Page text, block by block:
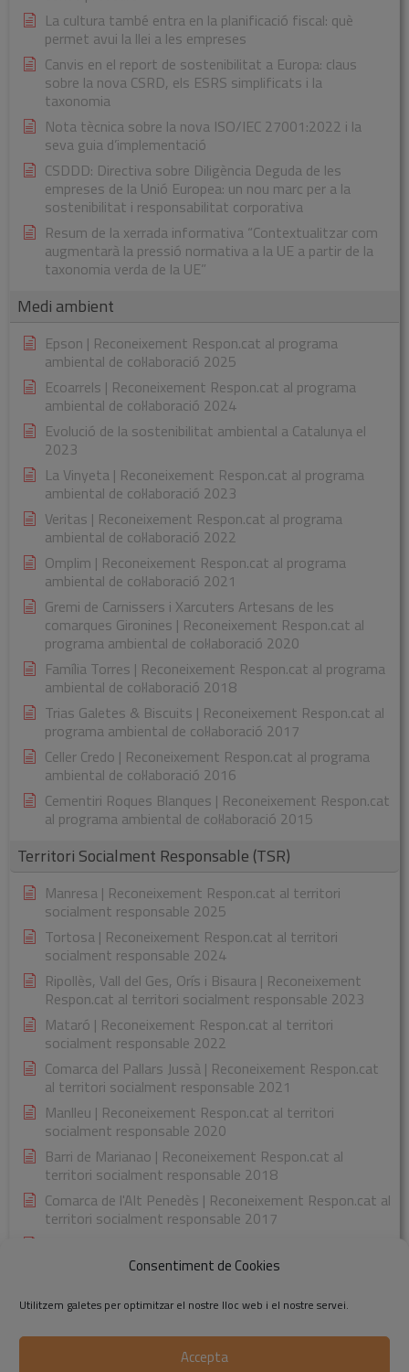
Consentiment de Cookies
Utilitzem galetes per optimitzar el nostre lloc web i el nostre servei.
Accepta
La cultura també entra en la planificació fiscal: què
permet avui la llei a les empreses
Canvis en el report de sostenibilitat a Europa: claus
sobre la nova CSRD, els ESRS simplificats i la
taxonomia
Nota tècnica sobre la nova ISO/IEC 27001:2022 i la
seva guia d’implementació
CSDDD: Directiva sobre Diligència Deguda de les
empreses de la Unió Europea: un nou marc per a la
sostenibilitat i responsabilitat corporativa
Resum de la xerrada informativa “Contextualitzar com
augmentarà la pressió normativa a la UE a partir de la
taxonomia verda de la UE”
Medi ambient
Epson | Reconeixement Respon.cat al programa
ambiental de col·laboració 2025
Ecoarrels | Reconeixement Respon.cat al programa
ambiental de col·laboració 2024
Evolució de la sostenibilitat ambiental a Catalunya el
2023
La Vinyeta | Reconeixement Respon.cat al programa
ambiental de col·laboració 2023
Veritas | Reconeixement Respon.cat al programa
ambiental de col·laboració 2022
Omplim | Reconeixement Respon.cat al programa
ambiental de col·laboració 2021
Gremi de Carnissers i Xarcuters Artesans de les
comarques Gironines | Reconeixement Respon.cat al
programa ambiental de col·laboració 2020
Família Torres | Reconeixement Respon.cat al programa
ambiental de col·laboració 2018
Trias Galetes & Biscuits | Reconeixement Respon.cat al
programa ambiental de col·laboració 2017
Celler Credo | Reconeixement Respon.cat al programa
ambiental de col·laboració 2016
Cementiri Roques Blanques | Reconeixement Respon.cat
al programa ambiental de col·laboració 2015
Territori Socialment Responsable (TSR)
Manresa | Reconeixement Respon.cat al territori
socialment responsable 2025
Tortosa | Reconeixement Respon.cat al territori
socialment responsable 2024
Ripollès, Vall del Ges, Orís i Bisaura | Reconeixement
Respon.cat al territori socialment responsable 2023
Mataró | Reconeixement Respon.cat al territori
socialment responsable 2022
Comarca del Pallars Jussà | Reconeixement Respon.cat
al territori socialment responsable 2021
Manlleu | Reconeixement Respon.cat al territori
socialment responsable 2020
Barri de Marianao | Reconeixement Respon.cat al
territori socialment responsable 2018
Comarca de l'Alt Penedès | Reconeixement Respon.cat al
territori socialment responsable 2017
territori socialment responsable 2015